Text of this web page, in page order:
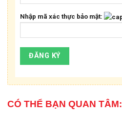
Nhập mã xác thực bảo mật:
CÓ THỂ BẠN QUAN TÂM: